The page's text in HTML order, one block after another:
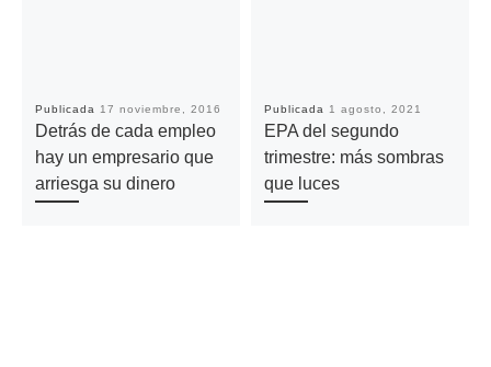
Publicada 17 noviembre, 2016
Detrás de cada empleo
hay un empresario que
arriesga su dinero
Publicada 1 agosto, 2021
EPA del segundo
trimestre: más sombras
que luces